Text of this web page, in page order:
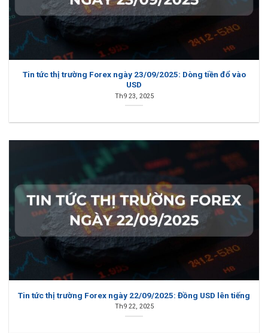
Tin tức thị trường Forex ngày 23/09/2025: Dòng tiền đổ vào
USD
Th9 23, 2025
Tin tức thị trường Forex ngày 22/09/2025: Đồng USD lên tiếng
Th9 22, 2025